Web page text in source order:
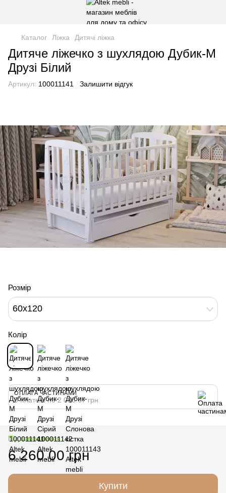
Каталог Ліжка Дитячі ліжка
Дитяче ліжечко з шухлядою Дубик-М
Друзі Білий
Артикул: 100011141 Залишити відгук
Розмір
60x120
Колір
ОПЛАТА ЧАСТИНАМИ
3 платежі по 2 086.67 грн
Під замовлення
6 260.00 грн
Купити